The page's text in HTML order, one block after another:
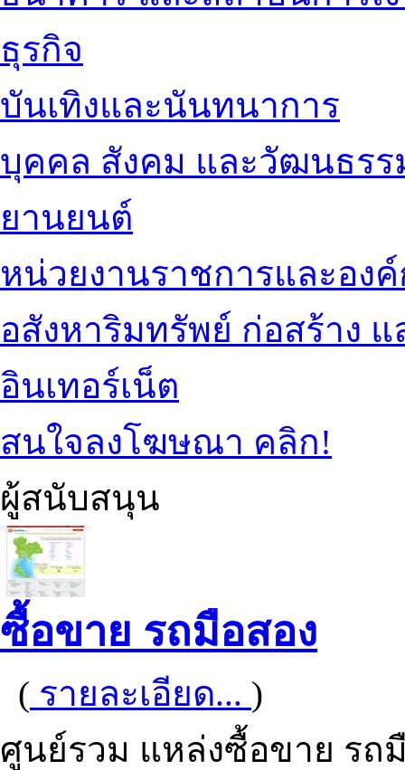
ธุรกิจ
บันเทิงและนันทนาการ
บุคคล สังคม และวัฒนธรร
ยานยนต์
หน่วยงานราชการและอง
อสังหาริมทรัพย์ ก่อสร้าง
อินเทอร์เน็ต
สนใจลงโฆษณา คลิก!
ผู้สนับสนุน
ซื้อขาย รถมือสอง
( รายละเอียด... )
ศูนย์รวม แหล่งซื้อขาย รถ